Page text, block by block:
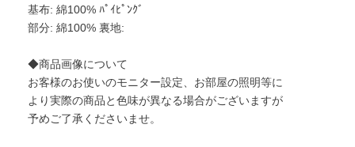
基布: 綿100% ﾊﾟｲﾋﾟﾝｸﾞ
部分: 綿100% 裏地:
◆商品画像について
お客様のお使いのモニター設定、お部屋の照明等に
より実際の商品と色味が異なる場合がございますが
予めご了承くださいませ。